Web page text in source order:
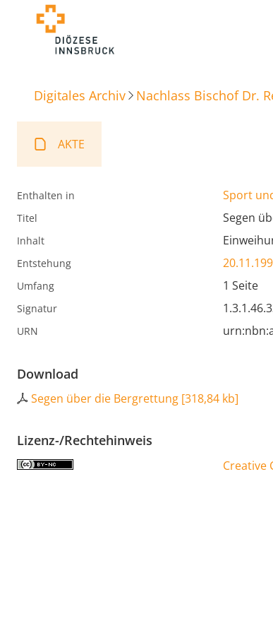
Digitales Archiv Nachlass Bischof Dr.
AKTE
Enthalten in Sport
Titel Segen
Inhalt
Entstehung
Umfang 1 Seite
Signatur
URN
Download
Segen über die Bergrettung [318,84 kb]
Lizenz-/Rechtehinweis
Creative